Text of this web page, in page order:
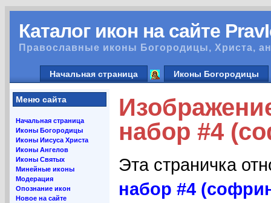
Каталог икон на сайте
Православные иконы Богородицы, Христа,
Начальная страница Иконы Богородицы
Меню сайта
Начальная страница
Иконы Богородицы
Иконы Иисуса Христа
Иконы Ангелов
Иконы Святых
Минейные иконы
Модерация
Опознание икон
Новое на сайте
набор #4
Эта страничка
набор #4